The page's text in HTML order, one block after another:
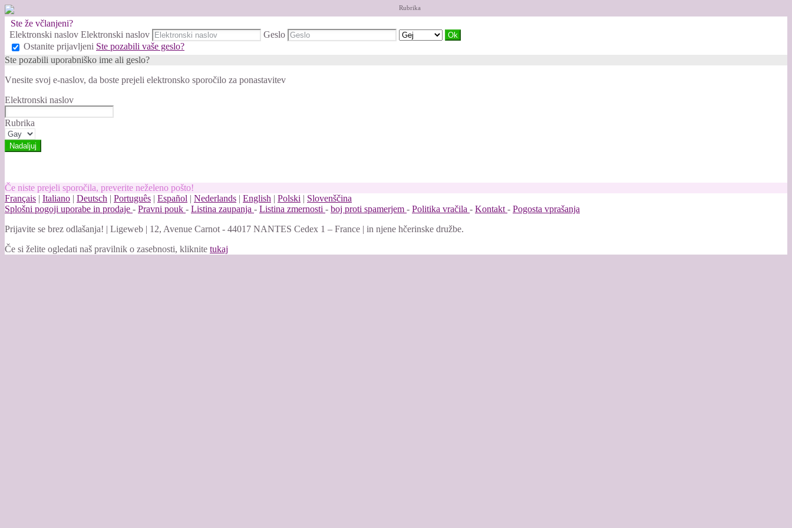
Ste že včlanjeni?
Elektronski naslov Elektronski naslov Geslo
Rubrika
Ostanite prijavljeni Ste pozabili vaše geslo?
Ste pozabili uporabniško ime ali geslo?
Vnesite svoj e-naslov, da boste prejeli elektronsko sporočilo za ponastavitev
Elektronski naslov
Rubrika
Če niste prejeli sporočila, preverite neželeno pošto!
Français | Italiano | Deutsch | Português | Español | Nederlands | English | Polski | Slovenščina
Splošni pogoji uporabe in prodaje - Pravni pouk - Listina zaupanja - Listina zmernosti - boj proti spamerjem - Politika vračila - Kontakt - Pogosta vprašanja
Prijavite se brez odlašanja! | Ligeweb | 12, Avenue Carnot - 44017 NANTES Cedex 1 – France | in njene hčerinske družbe.
Če si želite ogledati naš pravilnik o zasebnosti, kliknite tukaj